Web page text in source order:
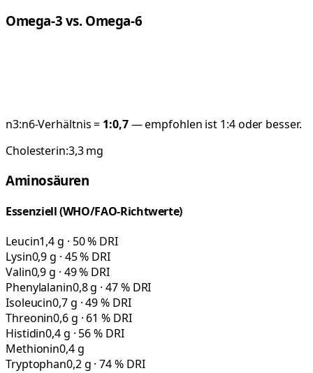
Omega-3 vs. Omega-6
n3:n6-Verhältnis = 1:0,7— empfohlen ist 1:4 oder besser.
Cholesterin:3,3mg
Aminosäuren
Essenziell (WHO/FAO-Richtwerte)
Leucin1,4 g · 50 % DRI
Lysin0,9 g · 45 % DRI
Valin0,9 g · 49 % DRI
Phenylalanin0,8 g · 47 % DRI
Isoleucin0,7 g · 49 % DRI
Threonin0,6 g · 61 % DRI
Histidin0,4 g · 56 % DRI
Methionin0,4 g
Tryptophan0,2 g · 74 % DRI